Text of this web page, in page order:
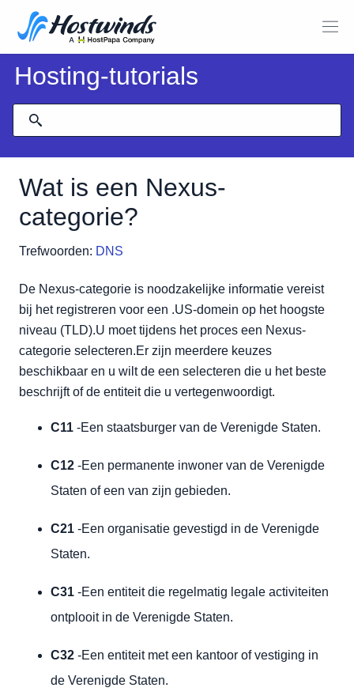
Hosting-tutorials
Wat is een Nexus-
categorie?
Trefwoorden: DNS
De Nexus-categorie is noodzakelijke informatie vereist
bij het registreren voor een .US-domein op het hoogste
niveau (TLD).U moet tijdens het proces een Nexus-
categorie selecteren.Er zijn meerdere keuzes
beschikbaar en u wilt de een selecteren die u het beste
beschrijft of de entiteit die u vertegenwoordigt.
C11 -Een staatsburger van de Verenigde Staten.
C12 -Een permanente inwoner van de Verenigde
Staten of een van zijn gebieden.
C21 -Een organisatie gevestigd in de Verenigde
Staten.
C31 -Een entiteit die regelmatig legale activiteiten
ontplooit in de Verenigde Staten.
C32 -Een entiteit met een kantoor of vestiging in
de Verenigde Staten.